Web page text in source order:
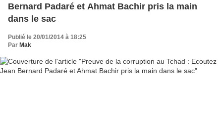
Bernard Padaré et Ahmat Bachir pris la main
dans le sac
Publié le 20/01/2014 à 18:25
Par Mak